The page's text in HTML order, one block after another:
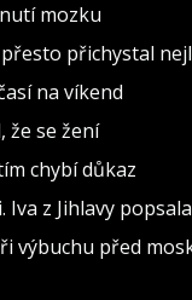
mozku
přichystal
na víkend
že se žení
chybí důkaz
z Jihlavy
výbuchu před